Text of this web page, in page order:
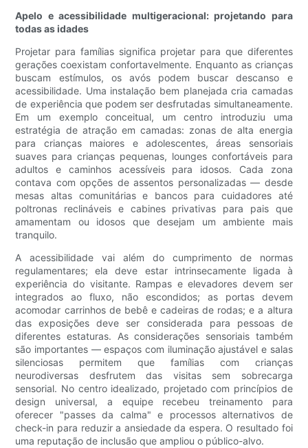
Apelo e acessibilidade multigeracional: projetando para
todas as idades
Projetar para famílias significa projetar para que diferentes
gerações coexistam confortavelmente. Enquanto as crianças
buscam estímulos, os avós podem buscar descanso e
acessibilidade. Uma instalação bem planejada cria camadas
de experiência que podem ser desfrutadas simultaneamente.
Em um exemplo conceitual, um centro introduziu uma
estratégia de atração em camadas: zonas de alta energia
para crianças maiores e adolescentes, áreas sensoriais
suaves para crianças pequenas, lounges confortáveis ​​para
adultos e caminhos acessíveis para idosos. Cada zona
contava com opções de assentos personalizadas — desde
mesas altas comunitárias e bancos para cuidadores até
poltronas reclináveis ​​e cabines privativas para pais que
amamentam ou idosos que desejam um ambiente mais
tranquilo.
A acessibilidade vai além do cumprimento de normas
regulamentares; ela deve estar intrinsecamente ligada à
experiência do visitante. Rampas e elevadores devem ser
integrados ao fluxo, não escondidos; as portas devem
acomodar carrinhos de bebê e cadeiras de rodas; e a altura
das exposições deve ser considerada para pessoas de
diferentes estaturas. As considerações sensoriais também
são importantes — espaços com iluminação ajustável e salas
silenciosas permitem que famílias com crianças
neurodiversas desfrutem das visitas sem sobrecarga
sensorial. No centro idealizado, projetado com princípios de
design universal, a equipe recebeu treinamento para
oferecer "passes da calma" e processos alternativos de
check-in para reduzir a ansiedade da espera. O resultado foi
uma reputação de inclusão que ampliou o público-alvo.